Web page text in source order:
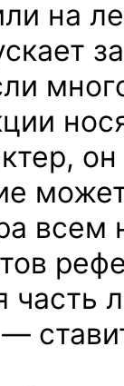
на
всем
часть